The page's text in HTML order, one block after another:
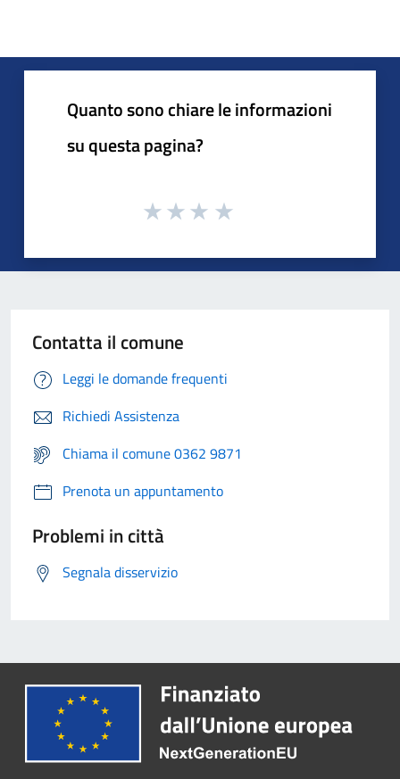
Quanto sono chiare le informazioni
su questa pagina?
Contatta il comune
Leggi le domande frequenti
Richiedi Assistenza
Chiama il comune 0362 9871
Prenota un appuntamento
Problemi in città
Segnala disservizio